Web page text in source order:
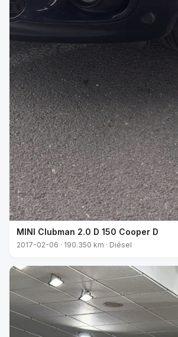
MINI Clubman 2.0 D 150 Cooper D
2017-02-06 · 190.350 km · Diésel